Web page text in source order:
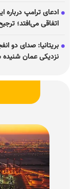
ادعای ترامپ
اتفاقی می‌افتد؛
بریتانیا: صدای دو
نزدیکی عمان